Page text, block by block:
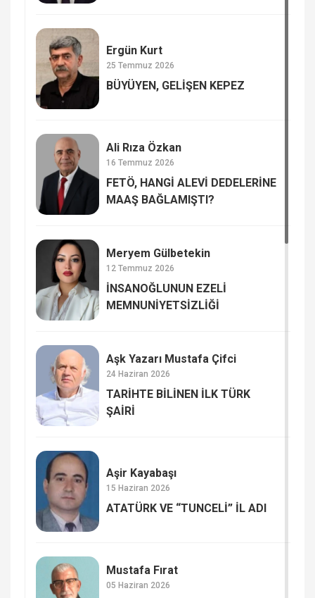
Ergün Kurt
25 Temmuz 2026
BÜYÜYEN, GELİŞEN KEPEZ
Ali Rıza Özkan
16 Temmuz 2026
FETÖ, HANGİ ALEVİ DEDELERİNE
MAAŞ BAĞLAMIŞTI?
Meryem Gülbetekin
12 Temmuz 2026
İNSANOĞLUNUN EZELİ
MEMNUNİYETSİZLİĞİ
Aşk Yazarı Mustafa Çifci
24 Haziran 2026
TARİHTE BİLİNEN İLK TÜRK
ŞAİRİ
Aşir Kayabaşı
15 Haziran 2026
ATATÜRK VE “TUNCELİ” İL ADI
Mustafa Fırat
05 Haziran 2026